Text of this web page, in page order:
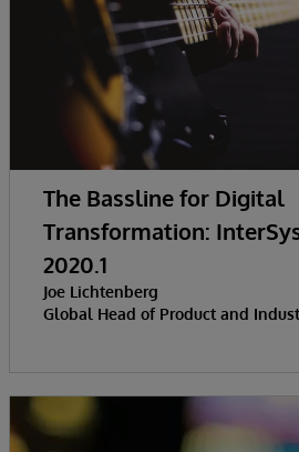
The Bassline for Digital
Transformation:
2020.1
Joe Lichtenberg
Global Head of Product and